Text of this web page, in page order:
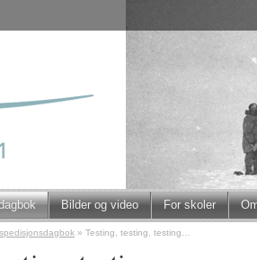
Bilder og video For skoler
» Testing, testing, testing…